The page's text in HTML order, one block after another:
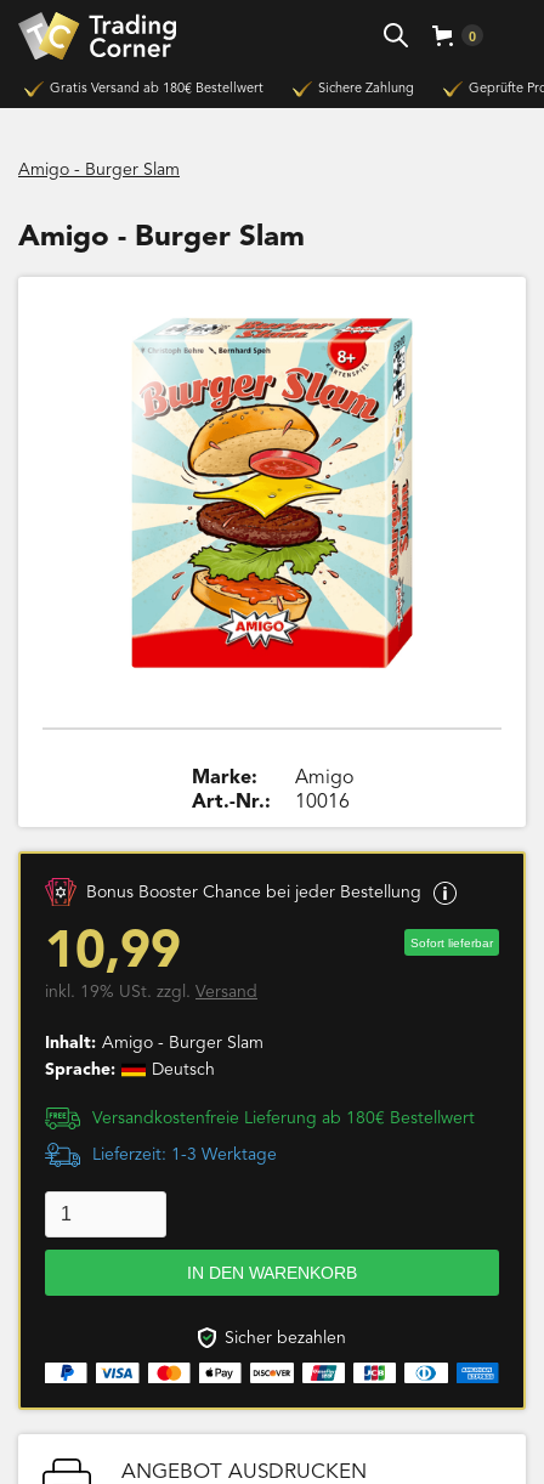
0
Gratis Versand ab 180€ Bestellwert Sichere Zahlung Geprüfte
Amigo - Burger Slam
Amigo - Burger Slam
Marke:
Art.-Nr.:
Amigo
10016
Bonus Booster Chance bei jeder Bestellung
10,99 Sofort lieferbar
inkl. 19% USt. zzgl. Versand
Inhalt: Amigo - Burger Slam
Sprache:
Deutsch
Versandkostenfreie Lieferung ab 180€ Bestellwert
Lieferzeit: 1-3 Werktage
Sicher bezahlen
ANGEBOT AUSDRUCKEN